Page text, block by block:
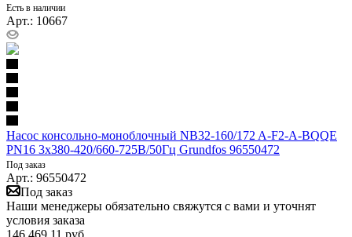
Есть в наличии
Арт.: 10667
Насос консольно-моноблочный NB32-160/172 A-F2-A-BQQE
PN16 3х380-420/660-725В/50Гц Grundfos 96550472
Под заказ
Арт.: 96550472
Под заказ
Наши менеджеры обязательно свяжутся с вами и уточнят
условия заказа
146 469.11 руб.